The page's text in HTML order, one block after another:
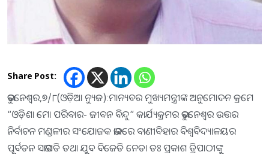
Share Post:
ଭୁବନେଶ୍ୱର,୭/୮(ଓଡ଼ିଆ ନ୍ୟୁଜ):ମାନ୍ୟବର ମୁଖ୍ୟମନ୍ତ୍ରୀଙ୍କ ଅନୁମୋଦନ କ୍ରମେ
“ଓଡ଼ିଶା ମୋ ପରିବାର- ଜୀବନ ବିନ୍ଦୁ” କାର୍ଯ୍ୟକ୍ରମର ଭୁବନେଶ୍ଵର ଉତ୍ତର
ନିର୍ବାଚନ ମଣ୍ଡଳୀର ସଂଯୋଜକ ଭାବରେ ବାଣୀବିହାର ବିଶ୍ଵବିଦ୍ୟାଳୟର
ପୂର୍ବତନ ସଭାପତି ତଥା ଯୁବ ବିଜେଡି ନେତା ଡଃ ପ୍ରକାଶ ତ୍ରିପାଠୀଙ୍କୁ